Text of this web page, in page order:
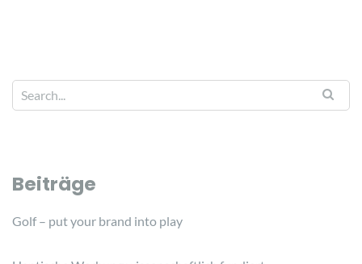
Beiträge
Golf – put your brand into play